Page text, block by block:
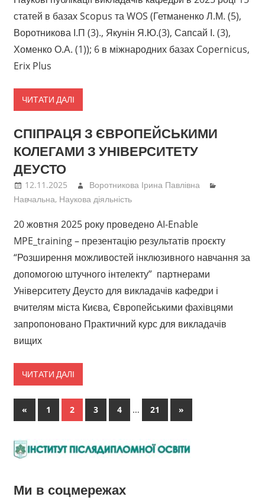
статей в базах Scopus та WOS (Гетманенко Л.М. (5),
Воротникова І.П (3)., Якунін Я.Ю.(3), Сапсай І. (3),
Хоменко О.А. (1)); 6 в міжнародних базах Copernicus,
Erix Plus
ЧИТАТИ ДАЛІ
СПІПРАЦЯ З ЄВРОПЕЙСЬКИМИ
КОЛЕГАМИ З УНІВЕРСИТЕТУ
ДЕУСТО
12.11.2025
Воротникова Ірина Павлівна
Навчальна, Наукова діяльність
20 жовтня 2025 року проведено AI-Enable
MPE_training – презентацію результатів проєкту
“Розширення можливостей інклюзивного навчання за
допомогою штучного інтелекту” партнерами
Університету Деусто для викладачів кафедри і
вчителям міста Києва, Європейськими фахівцями
запропоновано Практичний курс для викладачів
вищих
ЧИТАТИ ДАЛІ
Пагінація
«Попередні
записи
1 2 3 4 … 21
Наступні
записи
»
Ми в соцмережах